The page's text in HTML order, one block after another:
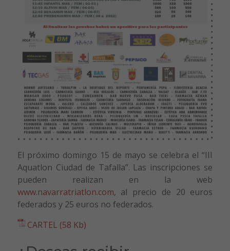
El próximo domingo 15 de mayo se celebra el “III
Aquatlon Ciudad de Tafalla”. Las inscripciones se
pueden realizan en la web
www.navarratriatlon.com, al precio de 20 euros
federados y 25 euros no federados.
CARTEL (58 Kb)